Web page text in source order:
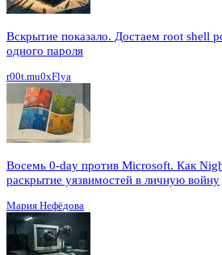
Вскрытие показало. Достаем root shell
одного пароля
r00t.mu0xFlya
Восемь 0-day против Microsoft. Как
раскрытие уязвимостей в личную войну
Мария Нефёдова